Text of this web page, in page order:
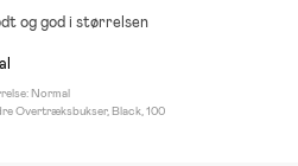
og god i størrelsen
Normal
Overtræksbukser, Black, 100